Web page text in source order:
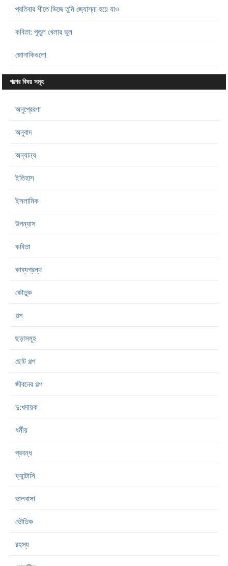
প্রতিবার শীতে ভিজে তুমি জ্যোস্না হয়ে যাও
কবিতা: পুতুল খেলার ভুল
জোনাকিগুলো
গল্পের বিষয় সমূহ
অনুপ্রেরণা
অনুবাদ
অন্যান্য
ইতিহাস
ইসলামিক
উপন্যাস
কবিতা
কাব্যগ্রন্থ
কৌতুক
গল্প
ছড়াসমূহ
ছোট গল্প
জীবনের গল্প
দু:খদায়ক
ধর্মীয়
প্রবন্ধ
ফ্যান্টাসি
ভালবাসা
ভৌতিক
রহস্য